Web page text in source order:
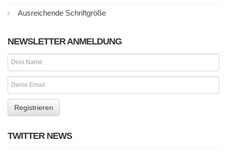
Ausreichende Schriftgröße
NEWSLETTER ANMELDUNG
TWITTER NEWS